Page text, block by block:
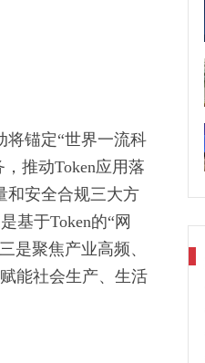
将锚定“世界一流科
推动Token应用落
和安全合规三大方
基于Token的“网
是聚焦产业高频、
能社会生产、生活